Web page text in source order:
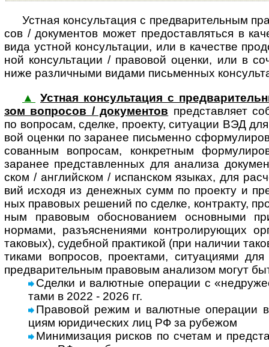
Устная консультация с предварительным
сов / доку­мен­тов может пре­до­став­ля­ться в
вида уст­ной кон­суль­та­ции, или в каче­стве
ной кон­суль­та­ции / пра­во­вой оце­нки, или в
ниже раз­лич­ными видами пись­мен­ных
▲
Устная консультация с
зом воп­ро­сов / доку­мен­тов пред­став­ляет
по воп­ро­сам, сде­лке, про­екту, ситу­ации ВЭД
вой оце­нки по зара­нее пись­менно
со­ван­ным воп­ро­сам, кон­к­рет­ным
зара­нее пред­став­лен­ных для ана­лиза
ском / анг­лий­ском / испан­ском язы­ках, для
вий исходя из денеж­ных сумм по про­екту и
ных пра­во­вых реше­ний по сде­лке, кон­т­ра­кту,
ным пра­во­вым обо­сно­ва­нием основ­ными
нор­мами, разъ­яс­не­ни­ями конт­ро­ли­рую­щих
тако­вых), судеб­ной прак­ти­кой (при нали­чии
ти­ками воп­ро­сов, про­ек­тами, ситу­а­ци­ями
пред­ва­ри­тель­ным пра­во­вым ана­ли­зом могут
Сделки и валют­ные опе­ра­ции с
тами в 2022 - 2026 гг.
Правовой режим и валютные операции
циям юри­ди­чес­ких лиц РФ за рубе­жом
Минимизация рисков по сче­там и